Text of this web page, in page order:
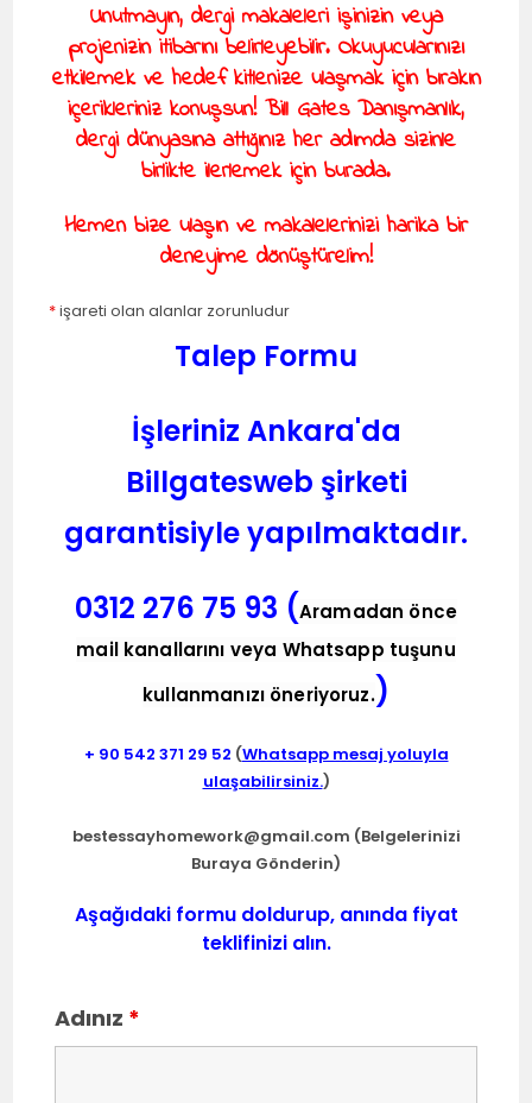
Unutmayın, dergi makaleleri işinizin veya
projenizin itibarını belirleyebilir. Okuyucularınızı
etkilemek ve hedef kitlenize ulaşmak için bırakın
içerikleriniz konuşsun! Bill Gates Danışmanlık,
dergi dünyasına attığınız her adımda sizinle
birlikte ilerlemek için burada.
Hemen bize ulaşın ve makalelerinizi harika bir
deneyime dönüştürelim!
*işareti olan alanlar zorunludur
Talep Formu
İşleriniz Ankara'da
Billgatesweb şirketi
garantisiyle yapılmaktadır.
0312 276 75 93 (Aramadan önce
mail kanallarını veya Whatsapp tuşunu
kullanmanızı öneriyoruz.)
+ 90 542 371 29 52 (Whatsapp mesaj yoluyla
ulaşabilirsiniz.)
bestessayhomework@gmail.com (Belgelerinizi
Buraya Gönderin)
Aşağıdaki formu doldurup, anında fiyat
teklifinizi alın.
Adınız *